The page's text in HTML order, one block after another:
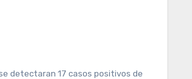
detectaran 17 casos positivos de